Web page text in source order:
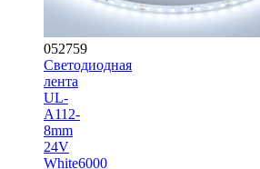
052759
Светодиодная
лента
UL-
A112-
8mm
24V
White6000